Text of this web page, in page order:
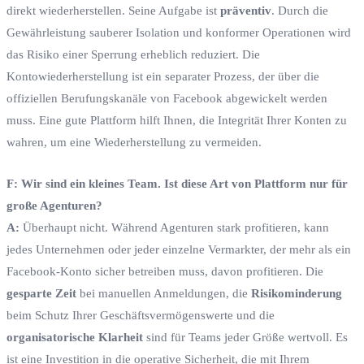
direkt wiederherstellen. Seine Aufgabe ist präventiv. Durch die
Gewährleistung sauberer Isolation und konformer Operationen wird
das Risiko einer Sperrung erheblich reduziert. Die
Kontowiederherstellung ist ein separater Prozess, der über die
offiziellen Berufungskanäle von Facebook abgewickelt werden
muss. Eine gute Plattform hilft Ihnen, die Integrität Ihrer Konten zu
wahren, um eine Wiederherstellung zu vermeiden.
F: Wir sind ein kleines Team. Ist diese Art von Plattform nur für
große Agenturen?
A: Überhaupt nicht. Während Agenturen stark profitieren, kann
jedes Unternehmen oder jeder einzelne Vermarkter, der mehr als ein
Facebook-Konto sicher betreiben muss, davon profitieren. Die
gesparte Zeit bei manuellen Anmeldungen, die Risikominderung
beim Schutz Ihrer Geschäftsvermögenswerte und die
organisatorische Klarheit sind für Teams jeder Größe wertvoll. Es
ist eine Investition in die operative Sicherheit, die mit Ihrem